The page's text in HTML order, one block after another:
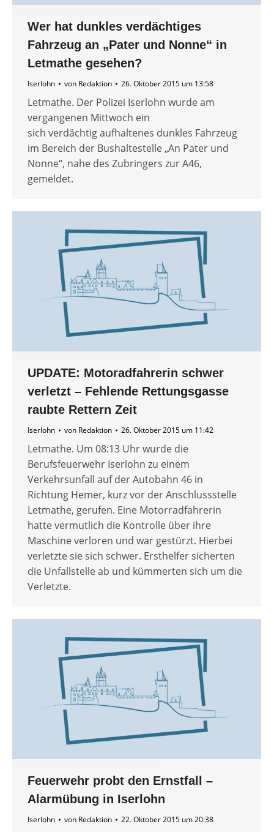
Wer hat dunkles verdächtiges
Fahrzeug an „Pater und Nonne“ in
Letmathe gesehen?
Iserlohn von Redaktion 26. Oktober 2015 um 13:58
Letmathe. Der Polizei Iserlohn wurde am
vergangenen Mittwoch ein
sich verdächtig aufhaltenes dunkles Fahrzeug
im Bereich der Bushaltestelle „An Pater und
Nonne“, nahe des Zubringers zur A46,
gemeldet.
UPDATE: Motoradfahrerin schwer
verletzt – Fehlende Rettungsgasse
raubte Rettern Zeit
Iserlohn von Redaktion 26. Oktober 2015 um 11:42
Letmathe. Um 08:13 Uhr wurde die
Berufsfeuerwehr Iserlohn zu einem
Verkehrsunfall auf der Autobahn 46 in
Richtung Hemer, kurz vor der Anschlussstelle
Letmathe, gerufen. Eine Motorradfahrerin
hatte vermutlich die Kontrolle über ihre
Maschine verloren und war gestürzt. Hierbei
verletzte sie sich schwer. Ersthelfer sicherten
die Unfallstelle ab und kümmerten sich um die
Verletzte.
Feuerwehr probt den Ernstfall –
Alarmübung in Iserlohn
Iserlohn von Redaktion 22. Oktober 2015 um 20:38